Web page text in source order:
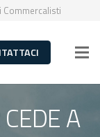
Commercalisti
A